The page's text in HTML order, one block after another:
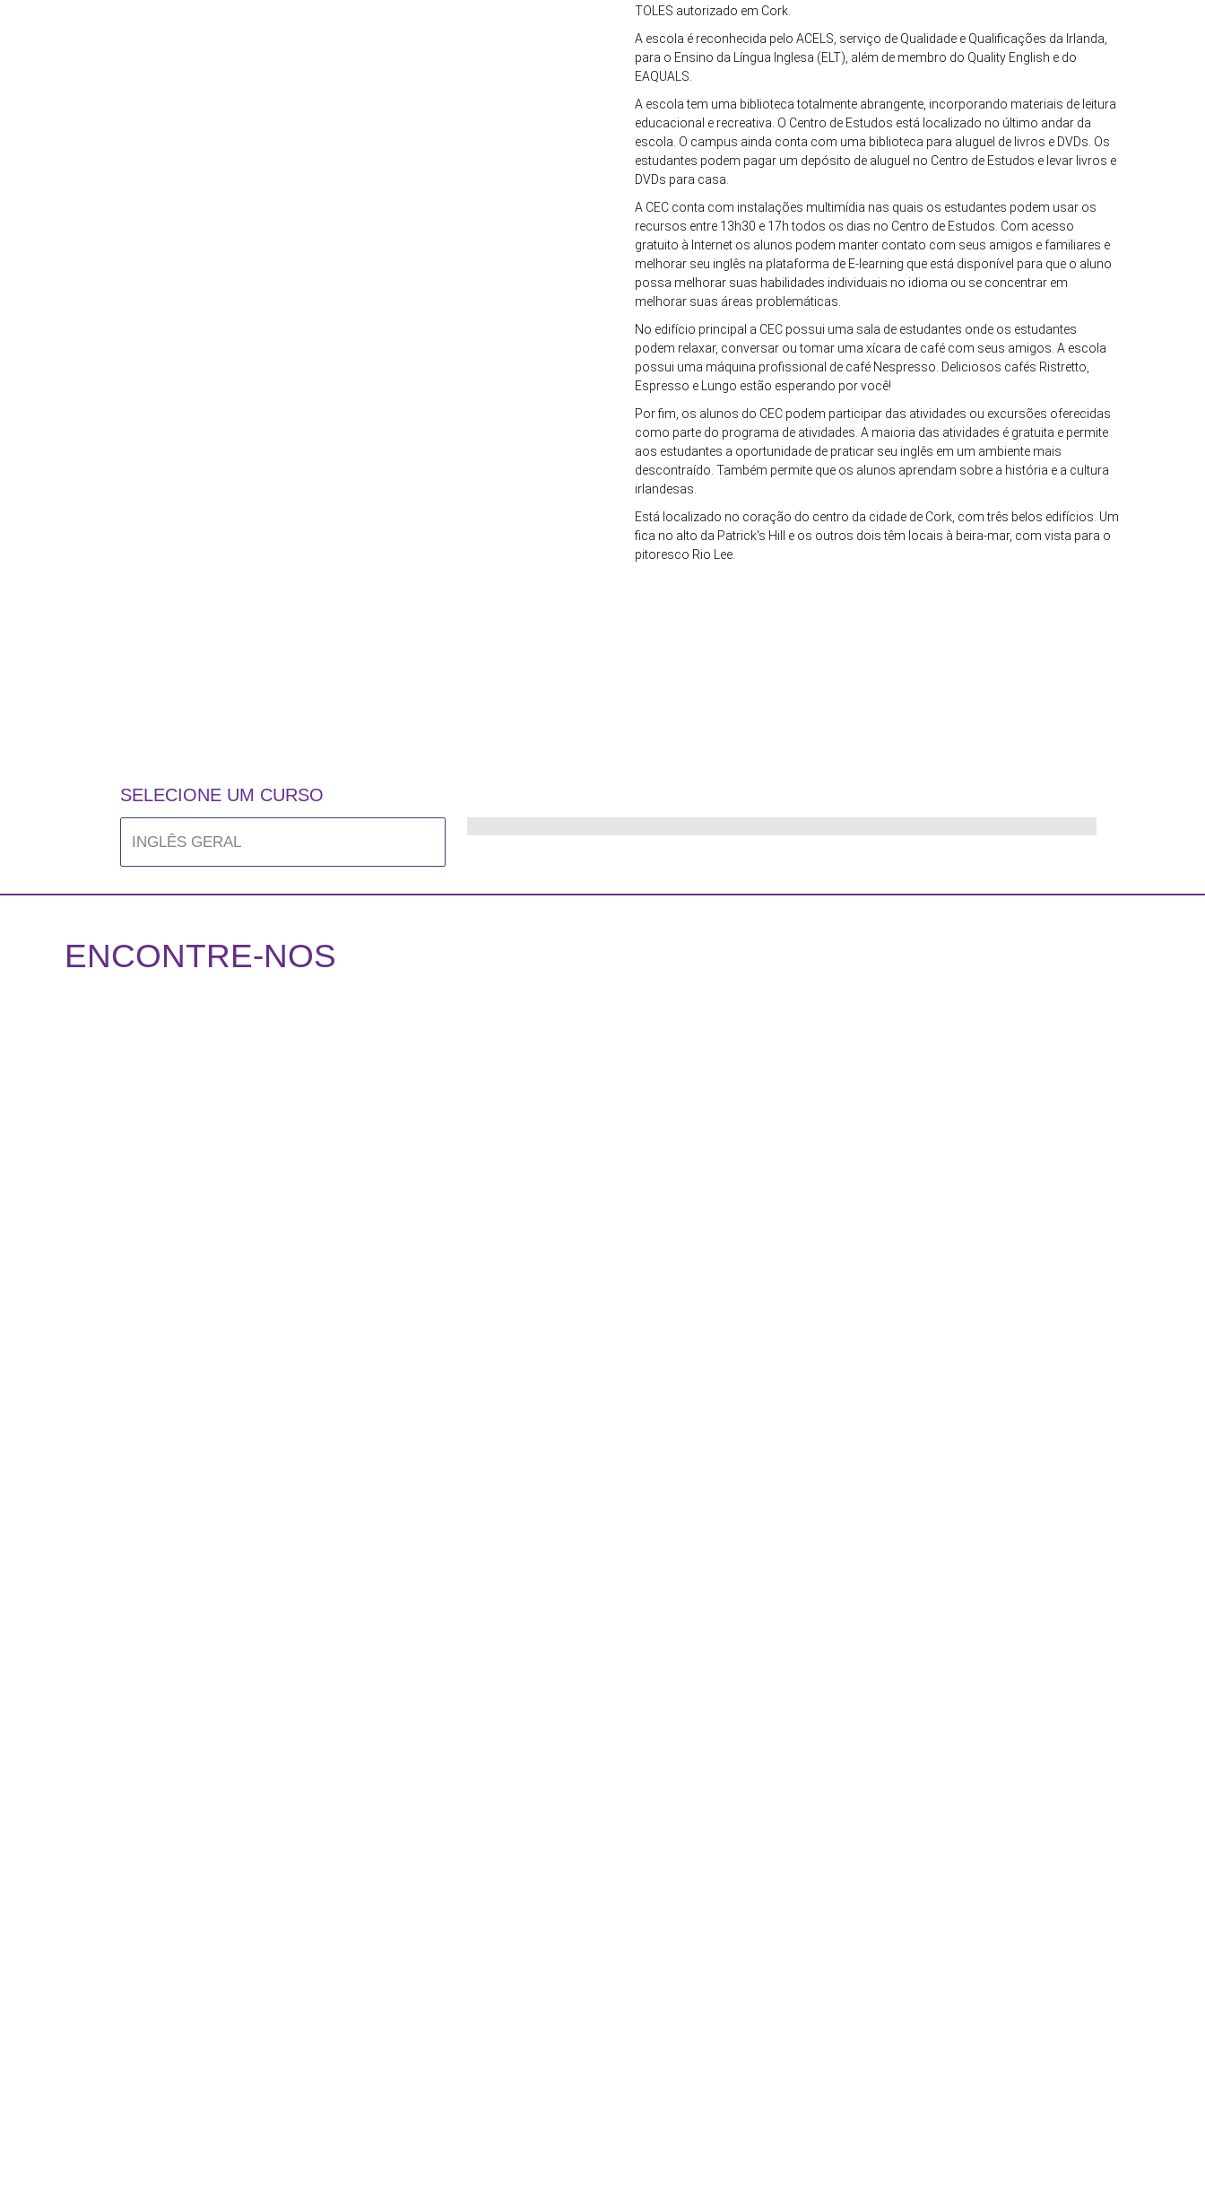
TOLES autorizado em Cork.
A escola é reconhecida pelo ACELS, serviço de Qualidade e Qualificações da Irlanda,
para o Ensino da Língua Inglesa (ELT), além de membro do Quality English e do
EAQUALS.
A escola tem uma biblioteca totalmente abrangente, incorporando materiais de leitura
educacional e recreativa. O Centro de Estudos está localizado no último andar da
escola. O campus ainda conta com uma biblioteca para aluguel de livros e DVDs. Os
estudantes podem pagar um depósito de aluguel no Centro de Estudos e levar livros e
DVDs para casa.
A CEC conta com instalações multimídia nas quais os estudantes podem usar os
recursos entre 13h30 e 17h todos os dias no Centro de Estudos. Com acesso
gratuito à Internet os alunos podem manter contato com seus amigos e familiares e
melhorar seu inglês na plataforma de E-learning que está disponível para que o aluno
possa melhorar suas habilidades individuais no idioma ou se concentrar em
melhorar suas áreas problemáticas.
No edifício principal a CEC possui uma sala de estudantes onde os estudantes
podem relaxar, conversar ou tomar uma xícara de café com seus amigos. A escola
possui uma máquina profissional de café Nespresso. Deliciosos cafés Ristretto,
Espresso e Lungo estão esperando por você!
Por fim, os alunos do CEC podem participar das atividades ou excursões oferecidas
como parte do programa de atividades. A maioria das atividades é gratuita e permite
aos estudantes a oportunidade de praticar seu inglês em um ambiente mais
descontraído. Também permite que os alunos aprendam sobre a história e a cultura
irlandesas.
Está localizado no coração do centro da cidade de Cork, com três belos edifícios. Um
fica no alto da Patrick's Hill e os outros dois têm locais à beira-mar, com vista para o
pitoresco Rio Lee.
SELECIONE UM CURSO
ENCONTRE-NOS